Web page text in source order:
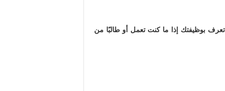
بوظيفتك إذا ما كنت تعمل أو طالبًا من